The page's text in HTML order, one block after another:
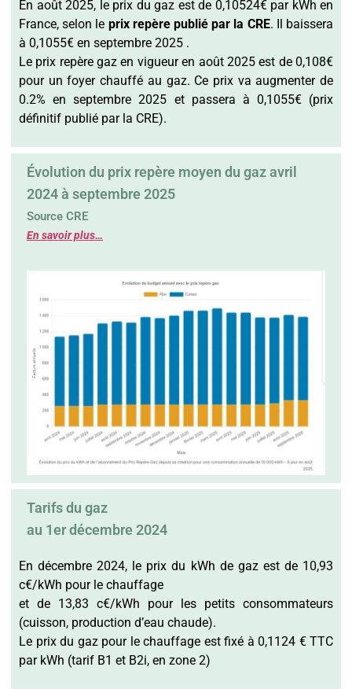
En août 2025, le prix du gaz est de 0,10524€ par kWh en
France, selon le prix repère publié par la CRE. Il baissera
à 0,1055€ en septembre 2025 .
Le prix repère gaz en vigueur en août 2025 est de 0,108€
pour un foyer chauffé au gaz. Ce prix va augmenter de
0.2% en septembre 2025 et passera à 0,1055€ (prix
définitif publié par la CRE).
Évolution du prix repère moyen du gaz avril
2024 à septembre 2025
Source CRE
En savoir plus…
Tarifs du gaz
au 1er décembre 2024
En décembre 2024, le prix du kWh de gaz est de 10,93
c€/kWh pour le chauffage
et de 13,83 c€/kWh pour les petits consommateurs
(cuisson, production d’eau chaude).
Le prix du gaz pour le chauffage est fixé à 0,1124 € TTC
par kWh (tarif B1 et B2i, en zone 2)